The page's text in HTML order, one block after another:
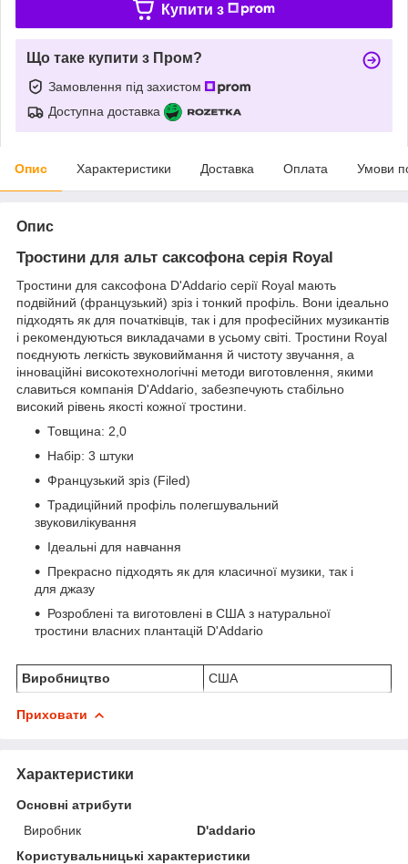
Купити з
Що таке купити з Пром?
Замовлення під захистом
Доступна доставка
Опис Характеристики Доставка Оплата Умови
Опис
Тростини для альт саксофона серія Royal
Тростини для саксофона D'Addario серії Royal мають
подвійний (французький) зріз і тонкий профіль. Вони ідеально
підходять як для початківців, так і для професійних музикантів
і рекомендуються викладачами в усьому світі. Тростини Royal
поєднують легкість звуковиймання й чистоту звучання, а
інноваційні високотехнологічні методи виготовлення, якими
славиться компанія D'Addario, забезпечують стабільно
високий рівень якості кожної тростини.
Товщина: 2,0
Набір: 3 штуки
Французький зріз (Filed)
Традиційний профіль полегшувальний
звуковилікування
Ідеальні для навчання
Прекрасно підходять як для класичної музики, так і
для джазу
Розроблені та виготовлені в США з натуральної
тростини власних плантацій D'Addario
Виробництво США
Приховати
Характеристики
Основні атрибути
Виробник
D'addario
Користувальницькі характеристики